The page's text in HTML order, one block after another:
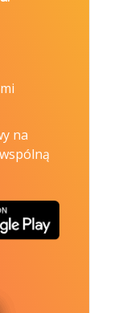
na